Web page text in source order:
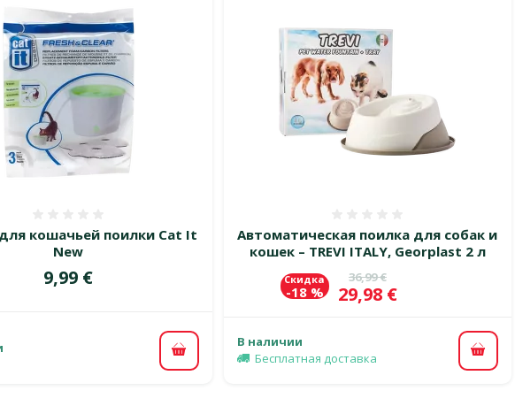
кошачьей поилки Cat It
New
Цена
9,99 €
В корзину
Автоматическая поилка для собак и
кошек – TREVI ITALY, Georplast 2 л
Исходная цена
36,99 €
Цена
29,98 €
Скидка
-18 %
В наличии
Бесплатная доставка
В